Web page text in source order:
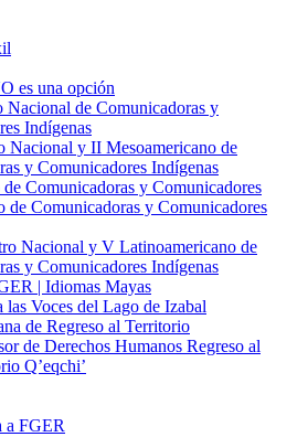
es una opción
Nacional de Comunicadoras y
Indígenas
Nacional y II Mesoamericano de
y Comunicadores Indígenas
Comunicadoras y Comunicadores
de Comunicadoras y Comunicadores
Nacional y V Latinoamericano de
y Comunicadores Indígenas
| Idiomas Mayas
las Voces del Lago de Izabal
de Regreso al Territorio
de Derechos Humanos Regreso al
Q’eqchi’
a FGER